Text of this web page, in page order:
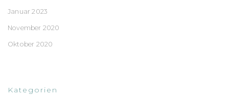
Januar 2023
November 2020
Oktober 2020
Kategorien